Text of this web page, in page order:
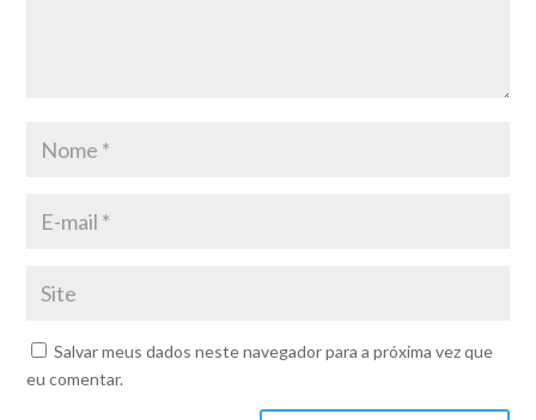
Salvar meus dados neste navegador para a próxima vez que
eu comentar.